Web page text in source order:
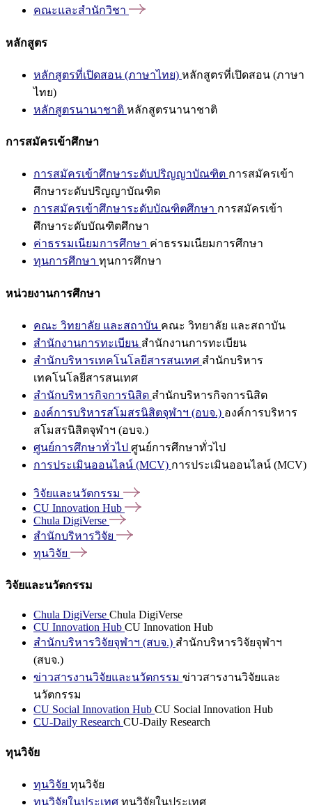
คณะและสำนักวิชา
หลักสูตร
หลักสูตรที่เปิดสอน (ภาษาไทย) หลักสูตรที่เปิดสอน (ภาษา
ไทย)
หลักสูตรนานาชาติ หลักสูตรนานาชาติ
การสมัครเข้าศึกษา
การสมัครเข้าศึกษาระดับปริญญาบัณฑิต การสมัครเข้า
ศึกษาระดับปริญญาบัณฑิต
การสมัครเข้าศึกษาระดับบัณฑิตศึกษา การสมัครเข้า
ศึกษาระดับบัณฑิตศึกษา
ค่าธรรมเนียมการศึกษา ค่าธรรมเนียมการศึกษา
ทุนการศึกษา ทุนการศึกษา
หน่วยงานการศึกษา
คณะ วิทยาลัย และสถาบัน คณะ วิทยาลัย และสถาบัน
สำนักงานการทะเบียน สำนักงานการทะเบียน
สำนักบริหารเทคโนโลยีสารสนเทศ สำนักบริหาร
เทคโนโลยีสารสนเทศ
สำนักบริหารกิจการนิสิต สำนักบริหารกิจการนิสิต
องค์การบริหารสโมสรนิสิตจุฬาฯ (อบจ.) องค์การบริหาร
สโมสรนิสิตจุฬาฯ (อบจ.)
ศูนย์การศึกษาทั่วไป ศูนย์การศึกษาทั่วไป
การประเมินออนไลน์ (MCV) การประเมินออนไลน์ (MCV)
วิจัยและนวัตกรรม
CU Innovation Hub
Chula DigiVerse
สำนักบริหารวิจัย
ทุนวิจัย
วิจัยและนวัตกรรม
Chula DigiVerse Chula DigiVerse
CU Innovation Hub CU Innovation Hub
สำนักบริหารวิจัยจุฬาฯ (สบจ.) สำนักบริหารวิจัยจุฬาฯ
(สบจ.)
ข่าวสารงานวิจัยและนวัตกรรม ข่าวสารงานวิจัยและ
นวัตกรรม
CU Social Innovation Hub CU Social Innovation Hub
CU-Daily Research CU-Daily Research
ทุนวิจัย
ทุนวิจัย ทุนวิจัย
ทุนวิจัยในประเทศ ทุนวิจัยในประเทศ